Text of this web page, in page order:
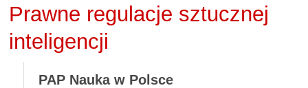
Prawne regulacje sztucznej
inteligencji
PAP Nauka w Polsce